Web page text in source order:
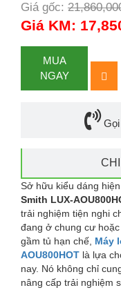
Giá gốc:
Giá KM:
MUA
NGAY
Sở hữu kiểu dáng
Smith LUX-
trải nghiệm tiện nghi
đang ở chung cư
gầm tủ hạn chế, Máy
AOU800HOT là lựa
nay. Nó không chỉ
nâng cấp trải nghiệm